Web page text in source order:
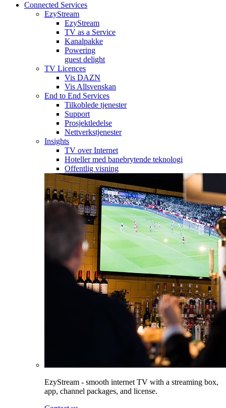
Connected Services
EzyStream
EzyStream
TV as a Service
Kanalpakke
Powering
guest delight
TV Licences
Vis DAZN
Vis Allsvenskan
End to End Services
Tilkoblede tjenester
Support
Prosjektledelse
Nettverkstjenester
Insights
TV over Internet
Hoteller med banebrytende teknologi
Offentlig visning
EzyStream - smooth internet TV with a streaming box,
app, channel packages, and license.